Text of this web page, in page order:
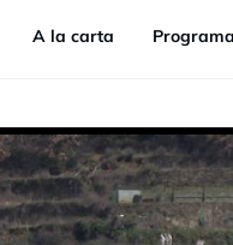
A la carta